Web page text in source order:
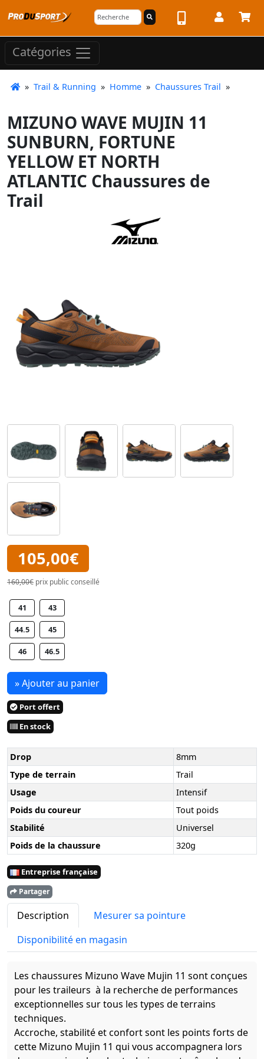
Catégories
» Trail & Running » Homme » Chaussures Trail »
MIZUNO WAVE MUJIN 11
SUNBURN, FORTUNE
YELLOW ET NORTH
ATLANTIC Chaussures de
Trail
105,00€
160,00€ prix public conseillé
41 43
44.5 45
46 46.5
» Ajouter au panier
Port offert
En stock
Drop
8mm
Type de terrain
Trail
Usage
Intensif
Poids du coureur
Tout poids
Stabilité
Universel
Poids de la chaussure
320g
Entreprise française
Partager
Description
Mesurer sa pointure
Disponibilité en magasin
Les chaussures Mizuno Wave Mujin 11 sont conçues
pour les traileurs à la recherche de performances
exceptionnelles sur tous les types de terrains
techniques.
Accroche, stabilité et confort sont les points forts de
cette Mizuno Mujin 11 qui vous accompagnera lors